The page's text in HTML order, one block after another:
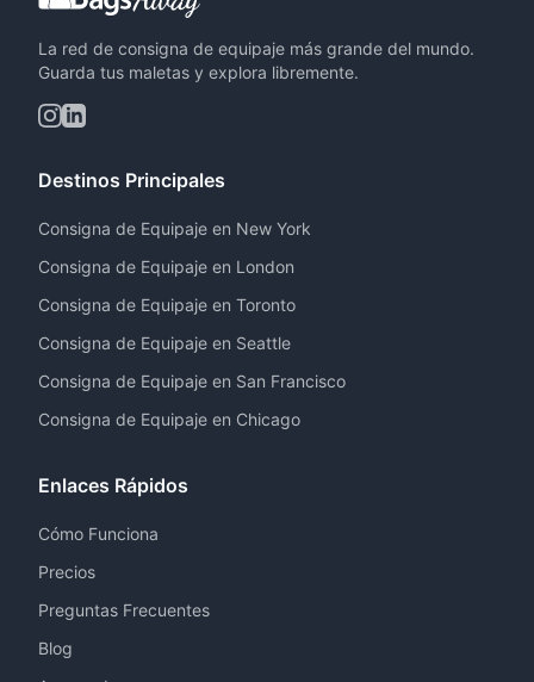
La red de consigna de equipaje más grande del mundo.
Guarda tus maletas y explora libremente.
Destinos Principales
Consigna de Equipaje en New York
Consigna de Equipaje en London
Consigna de Equipaje en Toronto
Consigna de Equipaje en Seattle
Consigna de Equipaje en San Francisco
Consigna de Equipaje en Chicago
Enlaces Rápidos
Cómo Funciona
Precios
Preguntas Frecuentes
Blog